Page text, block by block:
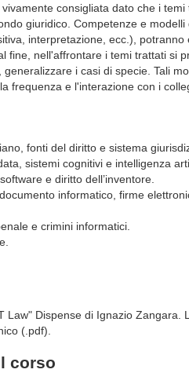
consigliata dato che i
giuridico. Competenze e
interpretazione, ecc.),
fine, nell'affrontare i temi trattati si
i casi di specie. Tali
frequenza e l'interazione con i
fonti del diritto e sistema
sistemi cognitivi e intelligenza
e diritto dell’inventore.
informatico, firme
e crimini informatici.
Law" Dispense di Ignazio
(.pdf).
corso